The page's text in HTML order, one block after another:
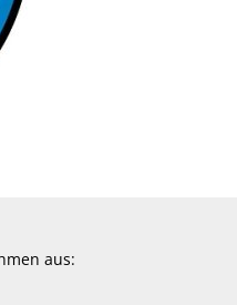
aus: